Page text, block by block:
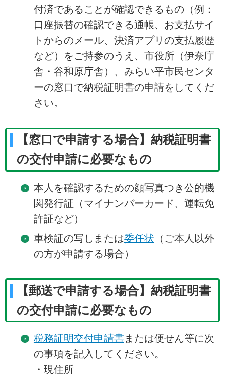
付済であることが確認できるもの（例：
口座振替の確認できる通帳、お支払サイ
トからのメール、決済アプリの支払履歴
など）をご持参のうえ、市役所（伊奈庁
舎・谷和原庁舎）、みらい平市民センタ
ーの窓口で納税証明書の申請をしてくだ
さい。
【窓口で申請する場合】納税証明書
の交付申請に必要なもの
本人を確認するための顔写真つき公的機
関発行証（マイナンバーカード、運転免
許証など）
車検証の写しまたは委任状 （ご本人以外
の方が申請する場合）
【郵送で申請する場合】納税証明書
の交付申請に必要なもの
税務証明交付申請書または便せん等に次
の事項を記入してください。
・現住所